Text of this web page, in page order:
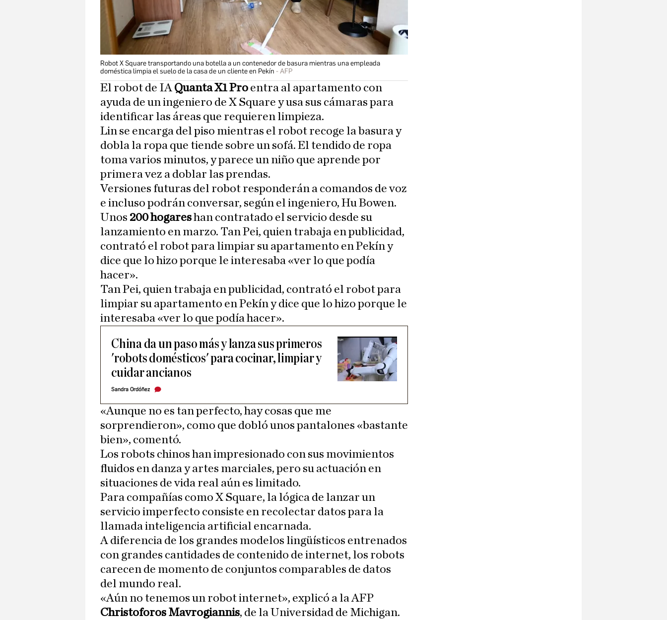
Robot X Square transportando una botella a un contenedor de basura mientras una empleada
doméstica limpia el suelo de la casa de un cliente en Pekín
AFP
El robot de IA Quanta X1 Pro entra al apartamento con
ayuda de un ingeniero de X Square y usa sus cámaras para
identificar las áreas que requieren limpieza.
Lin se encarga del piso mientras el robot recoge la basura y
dobla la ropa que tiende sobre un sofá. El tendido de ropa
toma varios minutos, y parece un niño que aprende por
primera vez a doblar las prendas.
Versiones futuras del robot responderán a comandos de voz
e incluso podrán conversar, según el ingeniero, Hu Bowen.
Unos 200 hogareshan contratado el servicio desde su
lanzamiento en marzo. Tan Pei, quien trabaja en publicidad,
contrató el robot para limpiar su apartamento en Pekín y
dice que lo hizo porque le interesaba «ver lo que podía
hacer».
Tan Pei, quien trabaja en publicidad, contrató el robot para
limpiar su apartamento en Pekín y dice que lo hizo porque le
interesaba «ver lo que podía hacer».
China da un paso más y lanza sus primeros
'robots domésticos' para cocinar, limpiar y
cuidar ancianos
Sandra Ordóñez
«Aunque no es tan perfecto, hay cosas que me
sorprendieron», como que dobló unos pantalones «bastante
bien», comentó.
Los robots chinos han impresionado con sus movimientos
fluidos en danza y artes marciales, pero su actuación en
situaciones de vida real aún es limitado.
Para compañías como X Square, la lógica de lanzar un
servicio imperfecto consiste en recolectar datos para la
llamada inteligencia artificial encarnada.
A diferencia de los grandes modelos lingüísticos entrenados
con grandes cantidades de contenido de internet, los robots
carecen de momento de conjuntos comparables de datos
del mundo real.
«Aún no tenemos un robot internet», explicó a la AFP
Christoforos Mavrogiannis, de la Universidad de Michigan.